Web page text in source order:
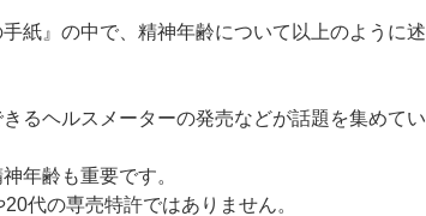
紙』の中で、精神年齢について以上のように述
るヘルスメーターの発売などが話題を集めてい
年齢も重要です。
代の専売特許ではありません。